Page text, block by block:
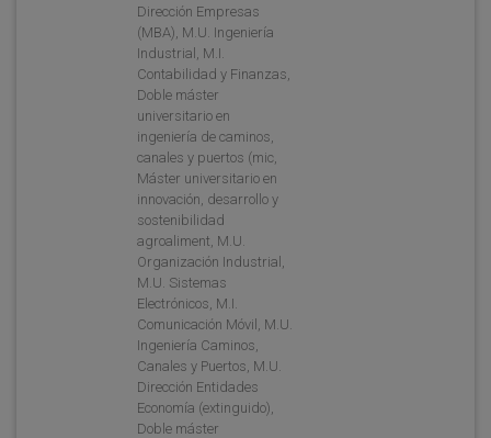
Dirección Empresas
(MBA), M.U. Ingeniería
Industrial, M.I.
Contabilidad y Finanzas,
Doble máster
universitario en
ingeniería de caminos,
canales y puertos (mic,
Máster universitario en
innovación, desarrollo y
sostenibilidad
agroaliment, M.U.
Organización Industrial,
M.U. Sistemas
Electrónicos, M.I.
Comunicación Móvil, M.U.
Ingeniería Caminos,
Canales y Puertos, M.U.
Dirección Entidades
Economía (extinguido),
Doble máster